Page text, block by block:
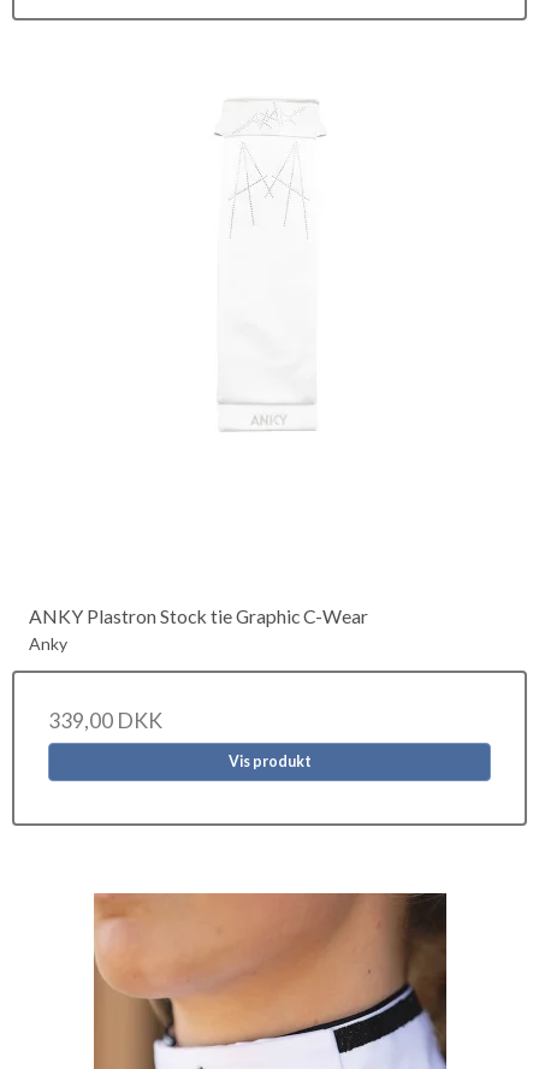
ANKY Plastron Stock tie Graphic C-Wear
Anky
339,00 DKK
Vis produkt